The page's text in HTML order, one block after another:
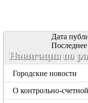
Дата
Навигация по
Городские новости
О контрольно-